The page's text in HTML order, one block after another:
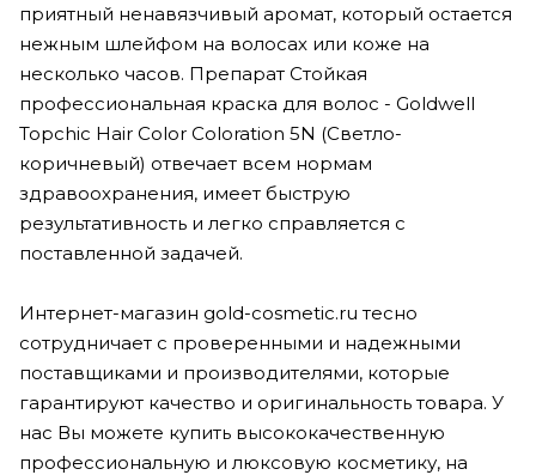
приятный ненавязчивый аромат, который остается
нежным шлейфом на волосах или коже на
несколько часов. Препарат Стойкая
профессиональная краска для волос - Goldwell
Topchic Hair Color Coloration 5N (Светло-
коричневый) отвечает всем нормам
здравоохранения, имеет быструю
результативность и легко справляется с
поставленной задачей.
Интернет-магазин gold-cosmetic.ru тесно
сотрудничает с проверенными и надежными
поставщиками и производителями, которые
гарантируют качество и оригинальность товара. У
нас Вы можете купить высококачественную
профессиональную и люксовую косметику, на